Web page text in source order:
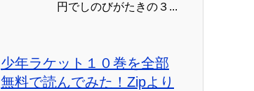
円でしのびがたきの３...
少年ラケット１０巻を全部
無料で読んでみた！Zipより